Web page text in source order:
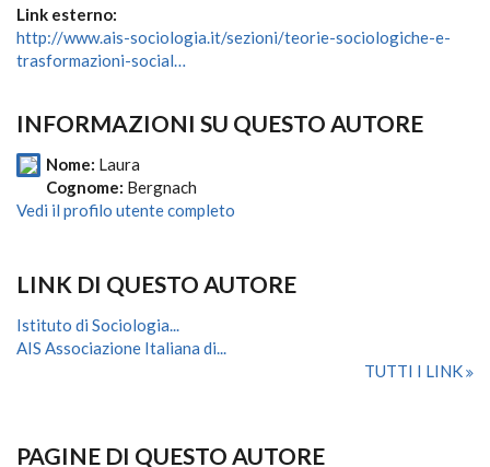
Link esterno:
http://www.ais-sociologia.it/sezioni/teorie-sociologiche-e-
trasformazioni-social…
INFORMAZIONI SU QUESTO AUTORE
Nome: Laura
Cognome: Bergnach
Vedi il profilo utente completo
LINK DI QUESTO AUTORE
Istituto di Sociologia...
AIS Associazione Italiana di...
TUTTI I LINK
PAGINE DI QUESTO AUTORE